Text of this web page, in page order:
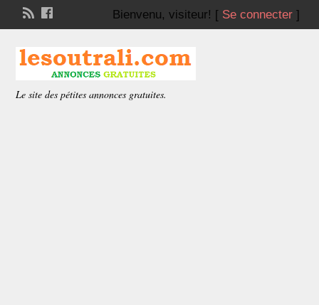
Bienvenu, visiteur! [ Se connecter]
Le site des pétites annonces gratuites.